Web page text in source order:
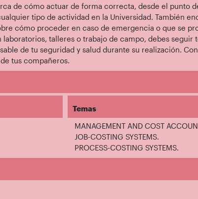
de cómo actuar de forma correcta, desde el punto
tipo de actividad en la Universidad. También
cómo proceder en caso de emergencia o que se
talleres o trabajo de campo, debes seguir
de tu seguridad y salud durante su realización.
tus compañeros.
Temas
MANAGEMENT AND COST
JOB-COSTING SYSTEMS.
PROCESS-COSTING SYSTEMS.